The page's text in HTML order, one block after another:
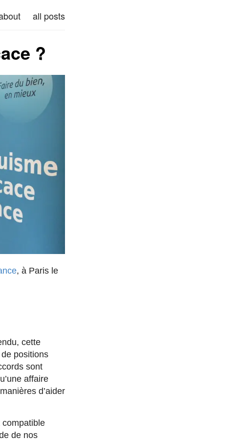
all posts
?
, à Paris le
cette
positions
sont
affaire
d’aider
compatible
de nos